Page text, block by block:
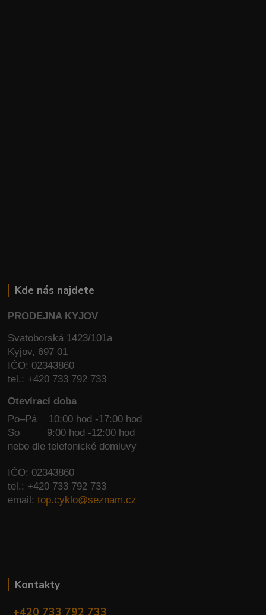
Kde nás najdete
PRODEJNA KYJOV
Svatoborská 1423/101a
Kyjov, 697 01
IČO: 02343860
tel.: +420 733 792 733
Otevírací doba
Po–Pá 10:00 hod -17:00 hod
So
9:00 hod -12:00 hod
nebo dle telefonické domluvy
IČO: 02343860
tel.: +420 733 792 733
email:top.cyklo@seznam.cz
Kontakty
+420 733 792 733